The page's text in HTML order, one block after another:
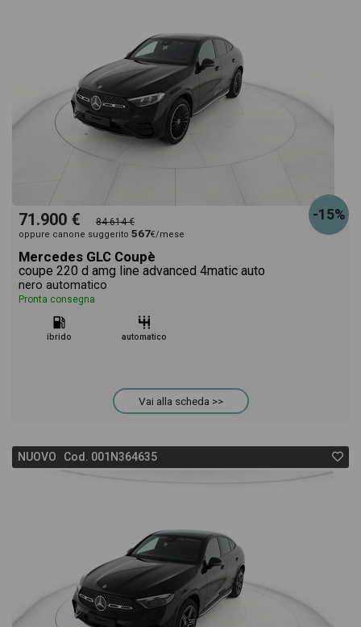
-15%
71.900 € 84.614 €
oppure canone suggerito 567€/mese
Mercedes GLC Coupè
coupe 220 d amg line advanced 4matic auto
nero automatico
Pronta consegna
ibrido automatico
Vai alla scheda >>
NUOVO Cod. 001N364635